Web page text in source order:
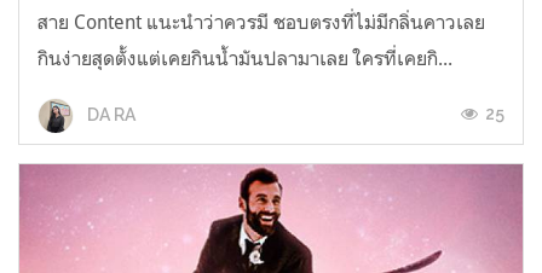
สาย Content แนะนำว่าควรมี ชอบตรงที่ไม่มีกลิ่นคาวเลย
กินง่ายสุดตั้งแต่เคยกินน้ำมันปลามาเลย ใครที่เคยกิ...
DA RA 25